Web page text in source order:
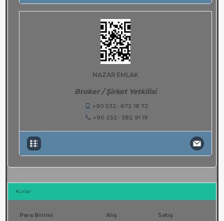
NAZAR EMLAK
Broker / Şirket Yetkilisi
+90 532- 672 18 72
+90 252- 382 91 19
Kurlar
Para Birimi Alış Satış